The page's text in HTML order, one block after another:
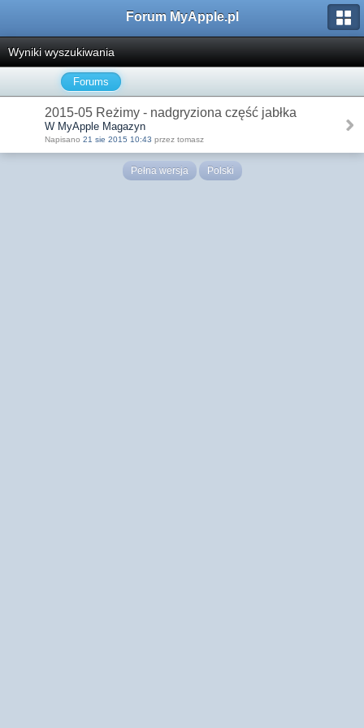
Forum MyApple.pl
Wyniki wyszukiwania
Forums
2015-05 Reżimy - nadgryziona część jabłka
W MyApple Magazyn
Napisano 21 sie 2015 10:43 przez tomasz
Pełna wersja Polski